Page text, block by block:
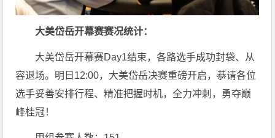
大美岱岳开幕赛赛况统计：
大美岱岳开幕赛Day1结束，各路选手成功封袋、从
容退场。明日12:00，大美岱岳决赛重磅开启，恭请各位
选手妥善安排行程、精准把握时机，全力冲刺，勇夺巅
峰桂冠！